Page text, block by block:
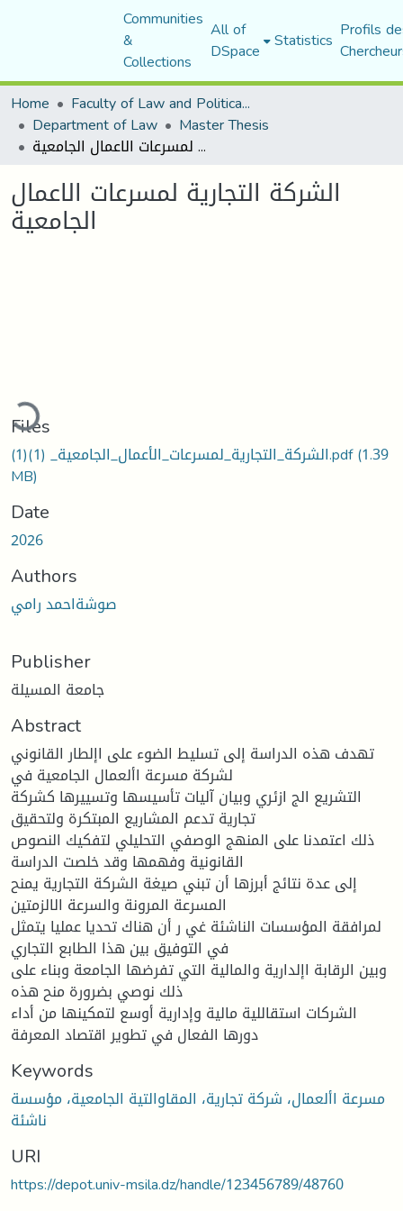
Communities
&
Collections
All of
DSpace Statistics Profils
Home
Faculty of Law and Political Science
Department of Law Master Thesis
الشركة التجارية لمسرعات الاعمال الجامعية
الشركة التجارية لمسرعات الاعمال
الجامعية
Files
الشركة_التجارية_لمسرعات_الأعمال_الجامعية_ (1)(1).pdf(1.39
MB)
Date
2026
Authors
صوشةاحمد رامي
Publisher
جامعة المسيلة
Abstract
تهدف هذه الدراسة إلى تسليط الضوء على اإلطار القانوني
لشركة مسرعة األعمال الجامعية في
التشريع الج ازئري وبيان آليات تأسيسها وتسييرها كشركة
تجارية تدعم المشاريع المبتكرة ولتحقيق
ذلك اعتمدنا على المنهج الوصفي التحليلي لتفكيك النصوص
القانونية وفهمها وقد خلصت الدراسة
إلى عدة نتائج أبرزها أن تبني صيغة الشركة التجارية يمنح
المسرعة المرونة والسرعة الالزمتين
لمرافقة المؤسسات الناشئة غي ر أن هناك تحديا عمليا يتمثل
في التوفيق بين هذا الطابع التجاري
وبين الرقابة اإلدارية والمالية التي تفرضها الجامعة وبناء على
ذلك نوصي بضرورة منح هذه
الشركات استقاللية مالية وإدارية أوسع لتمكينها من أداء
دورها الفعال في تطوير اقتصاد المعرفة
Keywords
مسرعة األعمال، شركة تجارية، المقاوالتية الجامعية، مؤسسة
ناشئة
URI
https://depot.univ-msila.dz/handle/123456789/48760